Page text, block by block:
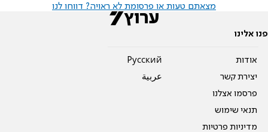
מצאתם טעות או פרסומת לא ראויה? דווחו לנו
פנו אלינו
אודות
יצירת קשר
פרסמו אצלנו
תנאי שימוש
מדיניות פרטיות
Pусский
عربية